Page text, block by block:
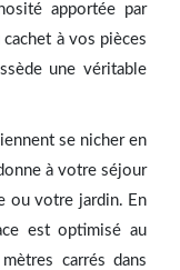
apportée par
à vos pièces
une véritable
se nicher en
à votre séjour
ou votre jardin. En
est optimisé au
carrés dans